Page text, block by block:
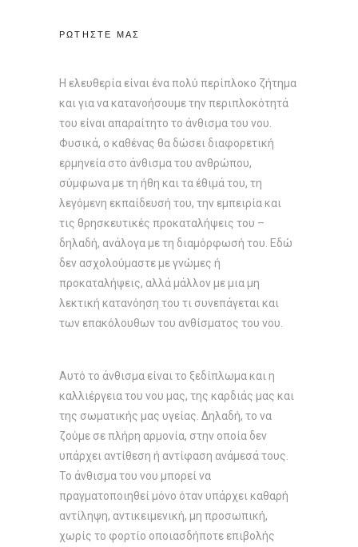
ΡΩΤΗΣΤΕ ΜΑΣ
Η ελευθερία είναι ένα πολύ περίπλοκο ζήτημα
και για να κατανοήσουμε την περιπλοκότητά
του είναι απαραίτητο το άνθισμα του νου.
Φυσικά, ο καθένας θα δώσει διαφορετική
ερμηνεία στο άνθισμα του ανθρώπου,
σύμφωνα με τη ήθη και τα έθιμά του, τη
λεγόμενη εκπαίδευσή του, την εμπειρία και
τις θρησκευτικές προκαταλήψεις του –
δηλαδή, ανάλογα με τη διαμόρφωσή του. Εδώ
δεν ασχολούμαστε με γνώμες ή
προκαταλήψεις, αλλά μάλλον με μια μη
λεκτική κατανόηση του τι συνεπάγεται και
των επακόλουθων του ανθίσματος του νου.
Αυτό το άνθισμα είναι το ξεδίπλωμα και η
καλλιέργεια του νου μας, της καρδιάς μας και
της σωματικής μας υγείας. Δηλαδή, το να
ζούμε σε πλήρη αρμονία, στην οποία δεν
υπάρχει αντίθεση ή αντίφαση ανάμεσά τους.
Το άνθισμα του νου μπορεί να
πραγματοποιηθεί μόνο όταν υπάρχει καθαρή
αντίληψη, αντικειμενική, μη προσωπική,
χωρίς το φορτίο οποιασδήποτε επιβολής